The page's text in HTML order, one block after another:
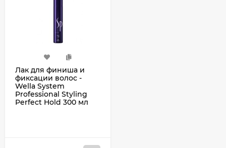
Лак для финиша и
фиксации волос -
Wella System
Professional Styling
Perfect Hold 300 мл